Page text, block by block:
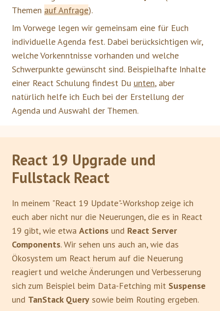
Themen auf Anfrage).
Im Vorwege legen wir gemeinsam eine für Euch
individuelle Agenda fest. Dabei berücksichtigen wir,
welche Vorkenntnisse vorhanden und welche
Schwerpunkte gewünscht sind. Beispielhafte Inhalte
einer React Schulung findest Du unten, aber
natürlich helfe ich Euch bei der Erstellung der
Agenda und Auswahl der Themen.
React 19 Upgrade und
Fullstack React
In meinem "React 19 Update"-Workshop zeige ich
euch aber nicht nur die Neuerungen, die es in React
19 gibt, wie etwa Actions und React Server
Components. Wir sehen uns auch an, wie das
Ökosystem um React herum auf die Neuerung
reagiert und welche Änderungen und Verbesserung
sich zum Beispiel beim Data-Fetching mit Suspense
und TanStack Query sowie beim Routing ergeben.